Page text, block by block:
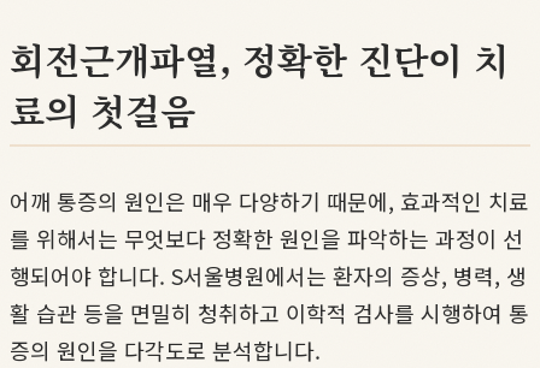
회전근개파열, 정확한 진단이 치
료의 첫걸음
어깨 통증의 원인은 매우 다양하기 때문에, 효과적인 치료
를 위해서는 무엇보다 정확한 원인을 파악하는 과정이 선
행되어야 합니다. S서울병원에서는 환자의 증상, 병력, 생
활 습관 등을 면밀히 청취하고 이학적 검사를 시행하여 통
증의 원인을 다각도로 분석합니다.